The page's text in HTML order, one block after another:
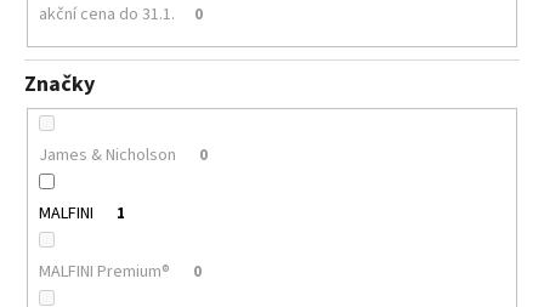
akční cena do 31.1. 0
Značky
James & Nicholson 0
MALFINI 1
MALFINI Premium® 0